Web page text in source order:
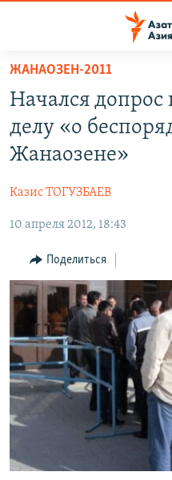
Вернуться
основному
содержанию
Вернутся
главной
Вернутся
поиску
ВОЙНА В УКРАИНЕ
КЫРГЫЗЧА
ЎЗБЕКЧА
ТОҶИКӢ
TÜRKMENÇE
Все сайты РСЕ/РС
ЖАНАОЗЕН-2011
Начался
делу «о
Жанаозене»
Казис ТОГУЗБАЕВ
10 апреля 2012, 18:43
Поделиться